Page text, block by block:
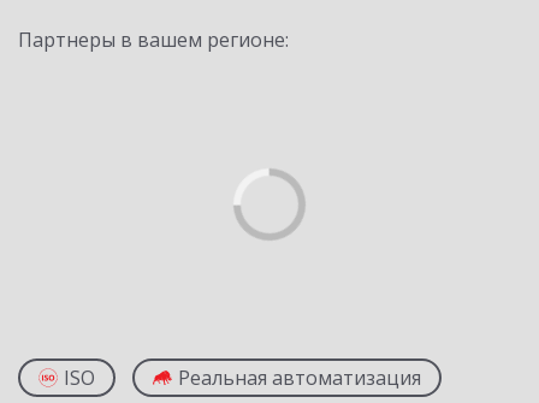
Партнеры в вашем регионе:
ISO Реальная автоматизация